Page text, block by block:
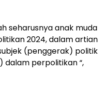
seharusnya anak muda
2024, dalam artian
(penggerak) politik
dalam perpolitikan “,